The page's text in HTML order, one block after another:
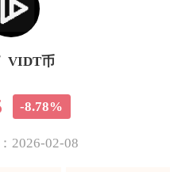
VIDT币
-8.78%
2026-02-08